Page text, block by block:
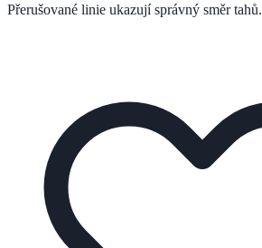
Přerušované linie ukazují správný směr tahů.